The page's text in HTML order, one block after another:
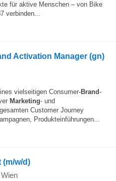
für aktive Menschen – von Bike
verbinden...
Activation Manager (gn)
vielseitigen Consumer-Brand-
Marketing- und
Customer Journey
Produkteinführungen...
(m/w/d)
Wien